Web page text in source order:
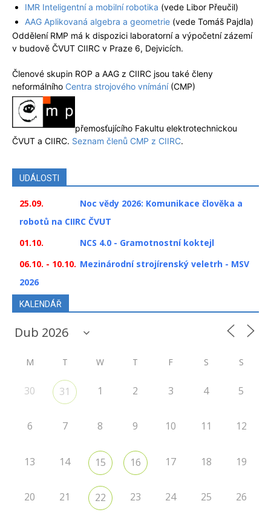
IMR Inteligentní a mobilní robotika (vede Libor Přeučil)
AAG Aplikovaná algebra a geometrie (vede Tomáš Pajdla)
Oddělení RMP má k dispozici laboratorní a výpočetní zázemí
v budově ČVUT CIIRC v Praze 6, Dejvicích.
Členové skupin ROP a AAG z CIIRC jsou také členy
neformálního Centra strojového vnímání(CMP)
přemosťujícího Fakultu elektrotechnickou
ČVUT a CIIRC. Seznam členů CMP z CIIRC.
UDÁLOSTI
25.09.
Noc vědy 2026: Komunikace člověka a
robotů na CIIRC ČVUT
01.10.
NCS 4.0 - Gramotnostní koktejl
06.10. - 10.10. Mezinárodní strojírenský veletrh - MSV
2026
KALENDÁŘ
M T W T F S S
30 31 1 2 3 4 5
6 7 8 9 10 11 12
13 14 15 16 17 18 19
20 21 22 23 24 25 26